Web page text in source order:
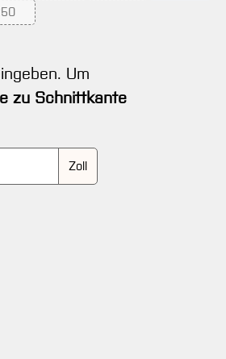
verfügbar.)
zurzeit nicht verfügbar.)
(Diese Option ist zurzeit nicht verfügbar.)
Um
zu Schnittkante
Zoll